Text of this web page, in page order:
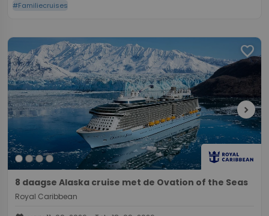
#Familiecruises
favorite
chevron_right
8 daagse Alaska cruise met de Ovation of the Seas
Royal Caribbean